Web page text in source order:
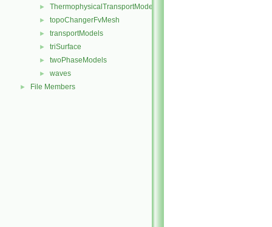
► ThermophysicalTransportModels
► topoChangerFvMesh
► transportModels
► triSurface
► twoPhaseModels
► waves
► File Members